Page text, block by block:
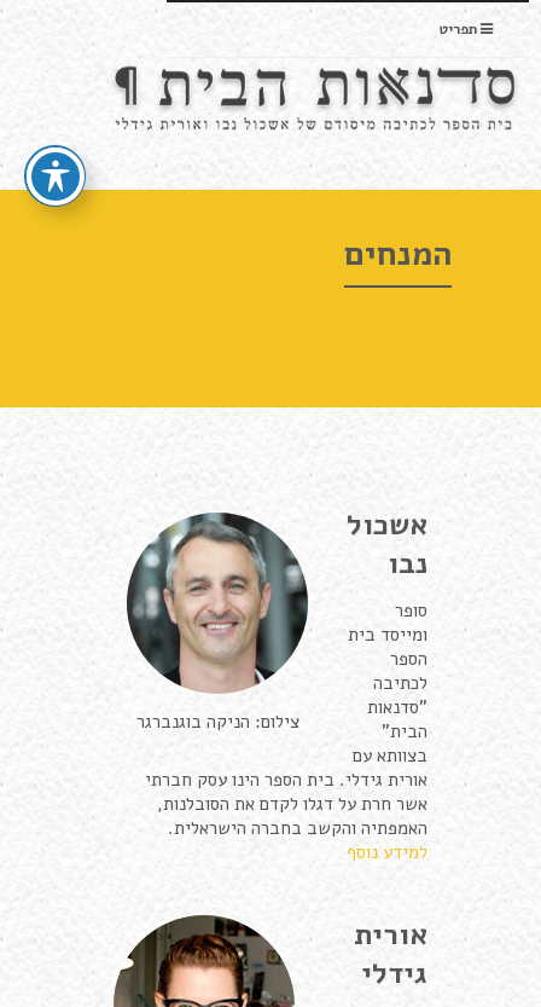
תפריט
המנחים
צילום: הניקה בוגנברגר
אשכול
נבו
סופר
ומייסד בית
הספר
לכתיבה
"סדנאות
הבית"
בצוותא עם
אורית גידלי. בית הספר הינו עסק חברתי
אשר חרת על דגלו לקדם את הסובלנות,
האמפתיה והקשב בחברה הישראלית.
למידע נוסף
אורית
גידלי